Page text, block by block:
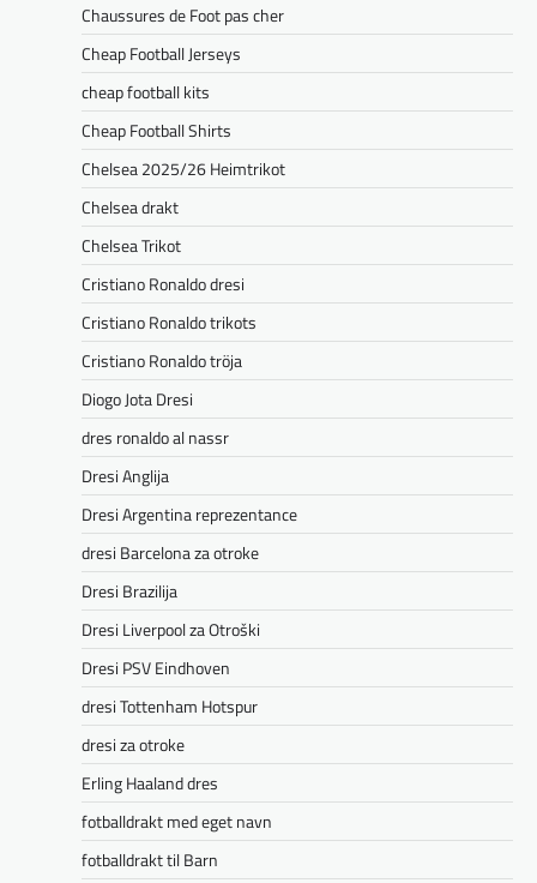
Chaussures de Foot pas cher
Cheap Football Jerseys
cheap football kits
Cheap Football Shirts
Chelsea 2025/26 Heimtrikot
Chelsea drakt
Chelsea Trikot
Cristiano Ronaldo dresi
Cristiano Ronaldo trikots
Cristiano Ronaldo tröja
Diogo Jota Dresi
dres ronaldo al nassr
Dresi Anglija
Dresi Argentina reprezentance
dresi Barcelona za otroke
Dresi Brazilija
Dresi Liverpool za Otroški
Dresi PSV Eindhoven
dresi Tottenham Hotspur
dresi za otroke
Erling Haaland dres
fotballdrakt med eget navn
fotballdrakt til Barn